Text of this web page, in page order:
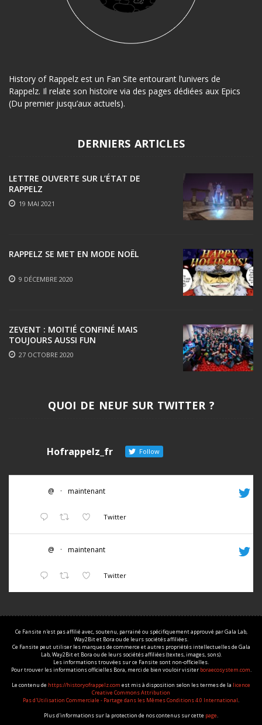
History of Rappelz est un Fan Site entourant l’univers de
Rappelz. Il relate son histoire via des pages dédiées aux Epics
(Du premier jusqu’aux actuels).
DERNIERS ARTICLES
LETTRE OUVERTE SUR L’ÉTAT DE
RAPPELZ
19 MAI 2021
RAPPELZ SE MET EN MODE NOËL
9 DÉCEMBRE 2020
ZEVENT : MOITIÉ CONFINÉ MAIS
TOUJOURS AUSSI FUN
27 OCTOBRE 2020
QUOI DE NEUF SUR TWITTER ?
Hofrappelz_fr Follow
@ · maintenant
Twitter
@ · maintenant
Twitter
Ce Fansite n'est pas affilié avec, soutenu, parrainé ou spécifiquement approuvé par Gala Lab,
Way2Bit et Bora ou de leurs sociétés affiliées.
Ce Fansite peut utiliser les marques de commerce et autres propriétés intellectuelles de Gala
Lab, Way2Bit et Bora ou de leurs sociétés affiliées (textes, images, sons).
Les informations trouvées sur ce Fansite sont non-officielles.
Pour trouver les informations officielles Bora, merci de bien vouloir visiter boraecosystem.com.
Le contenu de https://historyofrappelz.com est mis à disposition selon les termes de la licence
Creative Commons Attribution
Pas d'Utilisation Commerciale - Partage dans les Mêmes Conditions 4.0 International.
Plus d'informations sur la protection de nos contenus sur cette page.